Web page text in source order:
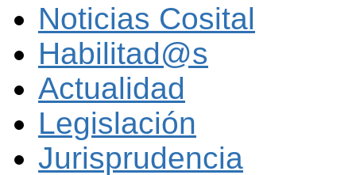
Noticias Cosital
Habilitad@s
Actualidad
Legislación
Jurisprudencia